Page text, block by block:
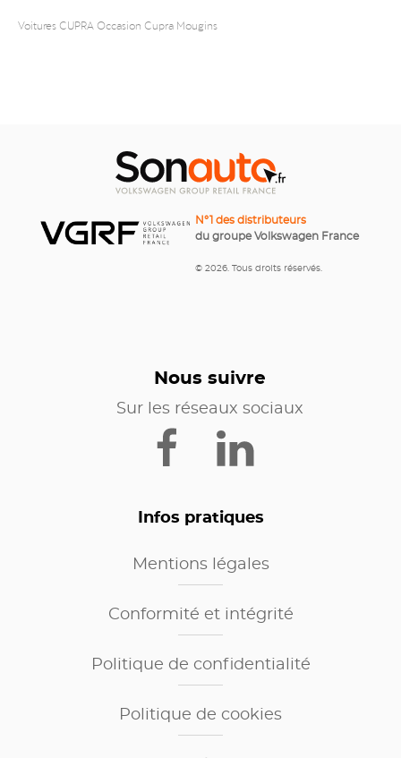
Voitures CUPRA Occasion Cupra Mougins
N°1 des distributeurs
du groupe Volkswagen France
© 2026. Tous droits réservés.
Nous suivre
Sur les réseaux sociaux
Infos pratiques
Mentions légales
Conformité et intégrité
Politique de confidentialité
Politique de cookies